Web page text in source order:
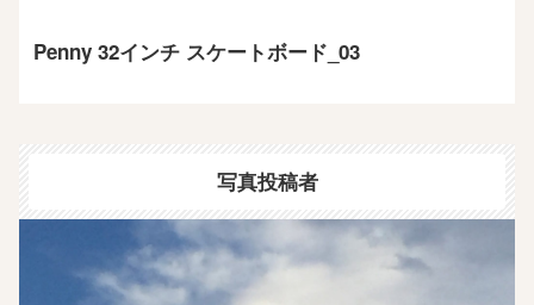
Penny 32インチ スケートボード_03
写真投稿者